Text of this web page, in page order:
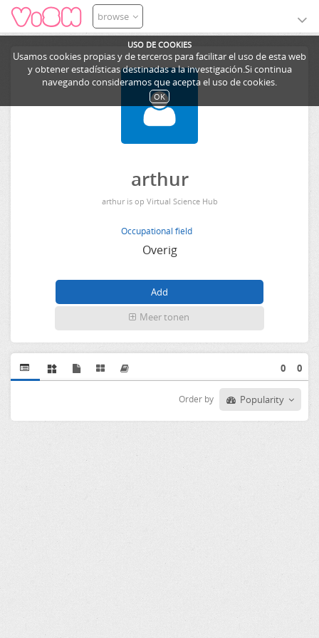
USO DE COOKIES
Usamos cookies propias y de terceros para facilitar el uso de esta web
y obtener estadísticas destinadas a la investigación.Si continua
navegando consideramos que acepta el uso de cookies.
OK
browse
arthur
arthur is op Virtual Science Hub
Occupational field
Overig
Meer tonen
0
0
Order by Popularity